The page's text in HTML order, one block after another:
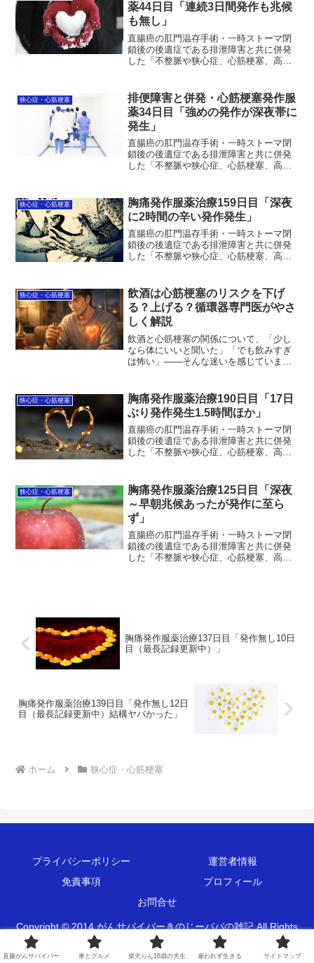
薬44日目「連続3日間発作も兆候
も無し」
直腸癌の肛門温存手術・一時ストーマ閉
鎖後の後遺症である排泄障害と共に併発
した「不整脈や狭心症、心筋梗塞、高血
す。2日間連続発作無しは割と少なくない
パターンでしたが、連...
狭心症・心筋梗塞
排便障害と併発・心筋梗塞発作服
薬34日目「強めの発作が深夜帯に
発生」
直腸癌の肛門温存手術・一時ストーマ閉
鎖後の後遺症である排泄障害と共に併発
した「不整脈や狭心症、心筋梗塞、高血
が深夜帯に発生。発作レベル※は5〜6か
ら7.5〜8に推移し...
狭心症・心筋梗塞
胸痛発作服薬治療159日目「深夜
に2時間の辛い発作発生」
直腸癌の肛門温存手術・一時ストーマ閉
鎖後の後遺症である排泄障害と共に併発
した「不整脈や狭心症、心筋梗塞、高血
発生。今日午後にコロナワクチン接種な
のに、いい加減に...
狭心症・心筋梗塞
飲酒は心筋梗塞のリスクを下げ
る？上げる？循環器専門医がやさ
しく解説
飲酒と心筋梗塞の関係について、「少し
なら体にいいと聞いた」「でも飲みすぎ
は怖い」――そんな迷いを感じていませ
ん。この記事では、飲酒が心筋梗塞のリ
スクにどう影響するのかを、研究結果や
日本人の体質も踏まえてやさしく整理し
ました。無理に飲む・やめるを決めるの
ではなく、ご自身の体と向き合うための
判断材料をお伝えします。まずは正しい
狭心症・心筋梗塞
胸痛発作服薬治療190日目「17日
ぶり発作発生1.5時間ほか」
直腸癌の肛門温存手術・一時ストーマ閉
鎖後の後遺症である排泄障害と共に併発
した「不整脈や狭心症、心筋梗塞、高血
半ほど胸痛発作他が発生。時間は夜中
2:45。なんだ...
狭心症・心筋梗塞
胸痛発作服薬治療125日目「深夜
～早朝兆候あったが発作に至ら
ず」
直腸癌の肛門温存手術・一時ストーマ閉
鎖後の後遺症である排泄障害と共に併発
した「不整脈や狭心症、心筋梗塞、高血
胸痛発作服薬治療137日目「発作無し10日
目（最長記録更新中）」
胸痛発作服薬治療139日目「発作無し12日
目（最長記録更新中）結構ヤバかった」
ホーム 狭心症・心筋梗塞
プライバシーポリシー
運営者情報
免責事項
プロフィール
お問合せ
Copyright © 2014 がんサバイバーきのじーパパの雑記 All Rights
Reserved.
直腸がんサバイバー 車とグルメ 柴犬らん16歳の犬生 雇われず生きる サイトマップ